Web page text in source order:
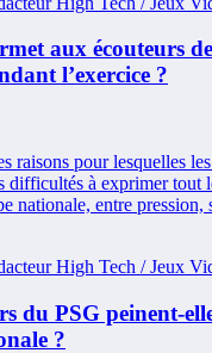
aux écouteurs
l’exercice ?
High Tech / Jeux
du PSG peinent-
?